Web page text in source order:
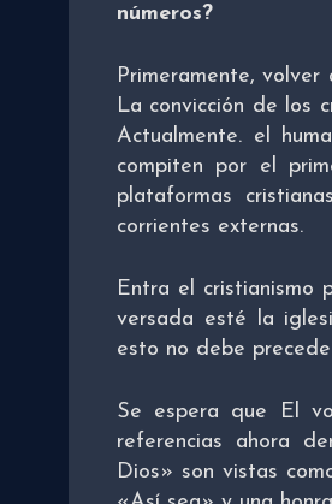
números?
Primeramente,
La convicción de los
Actualmente. el
compiten por el
plataformas
corrientes externas.
Entra el cristianismo
versada esté la
esto no debe
Se espera que El
referencias ahora
Dios» son vistas